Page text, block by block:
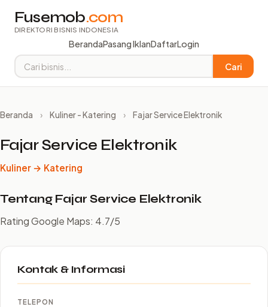
Fusemob.com
DIREKTORI BISNIS INDONESIA
BerandaPasang IklanDaftarLogin
Cari
Beranda › Kuliner - Katering › Fajar Service Elektronik
Fajar Service Elektronik
Kuliner → Katering
Tentang Fajar Service Elektronik
Rating Google Maps: 4.7/5
Kontak & Informasi
TELEPON